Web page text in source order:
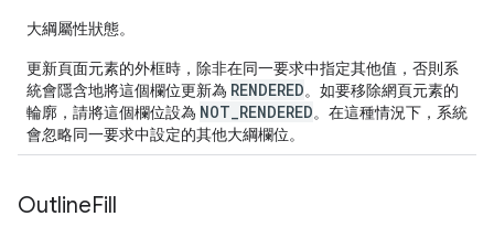
大綱屬性狀態。
更新頁面元素的外框時，除非在同一要求中指定其他值，否則系
統會隱含地將這個欄位更新為 RENDERED。如要移除網頁元素的
輪廓，請將這個欄位設為 NOT_RENDERED。在這種情況下，系統
會忽略同一要求中設定的其他大綱欄位。
OutlineFill